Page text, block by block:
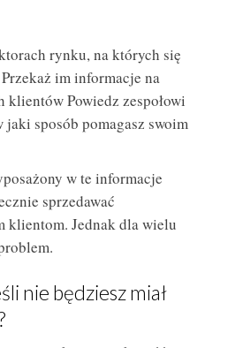
rynku, na których się
im informacje na
klientów Powiedz zespołowi
jaki sposób pomagasz swoim
w te informacje
sprzedawać
klientom. Jednak dla wielu
nie będziesz miał